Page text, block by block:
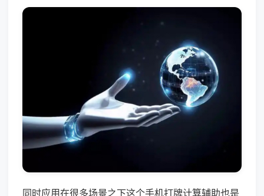
同时应用在很多场景之下这个手机打牌计算辅助也是